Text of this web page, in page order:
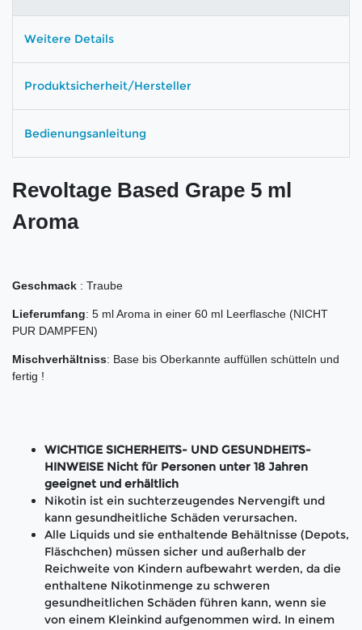
Weitere Details
Produktsicherheit/Hersteller
Bedienungsanleitung
Revoltage Based Grape 5 ml
Aroma
Geschmack : Traube
Lieferumfang: 5 ml Aroma in einer 60 ml Leerflasche (NICHT
PUR DAMPFEN)
Mischverhältniss: Base bis Oberkannte auffüllen schütteln und
fertig !
WICHTIGE SICHERHEITS- UND GESUNDHEITS-
HINWEISE Nicht für Personen unter 18 Jahren
geeignet und erhältlich
Nikotin ist ein suchterzeugendes Nervengift und
kann gesundheitliche Schäden verursachen.
Alle Liquids und sie enthaltende Behältnisse (Depots,
Fläschchen) müssen sicher und außerhalb der
Reichweite von Kindern aufbewahrt werden, da die
enthaltene Nikotinmenge zu schweren
gesundheitlichen Schäden führen kann, wenn sie
von einem Kleinkind aufgenommen wird. In einem